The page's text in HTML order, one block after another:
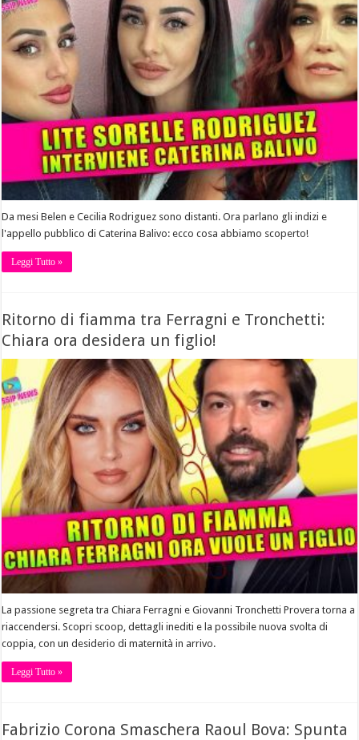
Da mesi Belen e Cecilia Rodriguez sono distanti. Ora parlano gli indizi e
l'appello pubblico di Caterina Balivo: ecco cosa abbiamo scoperto!
Leggi Tutto »
Ritorno di fiamma tra Ferragni e Tronchetti:
Chiara ora desidera un figlio!
La passione segreta tra Chiara Ferragni e Giovanni Tronchetti Provera torna a
riaccendersi. Scopri scoop, dettagli inediti e la possibile nuova svolta di
coppia, con un desiderio di maternità in arrivo.
Leggi Tutto »
Fabrizio Corona Smaschera Raoul Bova: Spunta